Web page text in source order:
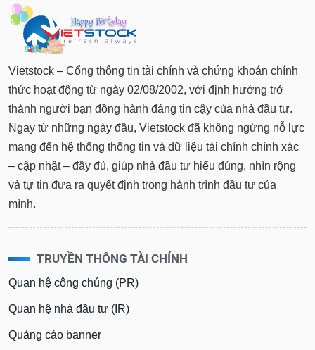
Vietstock – Cổng thông tin tài chính và chứng khoán chính
thức hoạt động từ ngày 02/08/2002, với định hướng trở
thành người bạn đồng hành đáng tin cậy của nhà đầu tư.
Ngay từ những ngày đầu, Vietstock đã không ngừng nỗ lực
mang đến hệ thống thông tin và dữ liệu tài chính chính xác
– cập nhật – đầy đủ, giúp nhà đầu tư hiểu đúng, nhìn rộng
và tự tin đưa ra quyết định trong hành trình đầu tư của
mình.
TRUYỀN THÔNG TÀI CHÍNH
Quan hệ công chúng (PR)
Quan hệ nhà đầu tư (IR)
Quảng cáo banner